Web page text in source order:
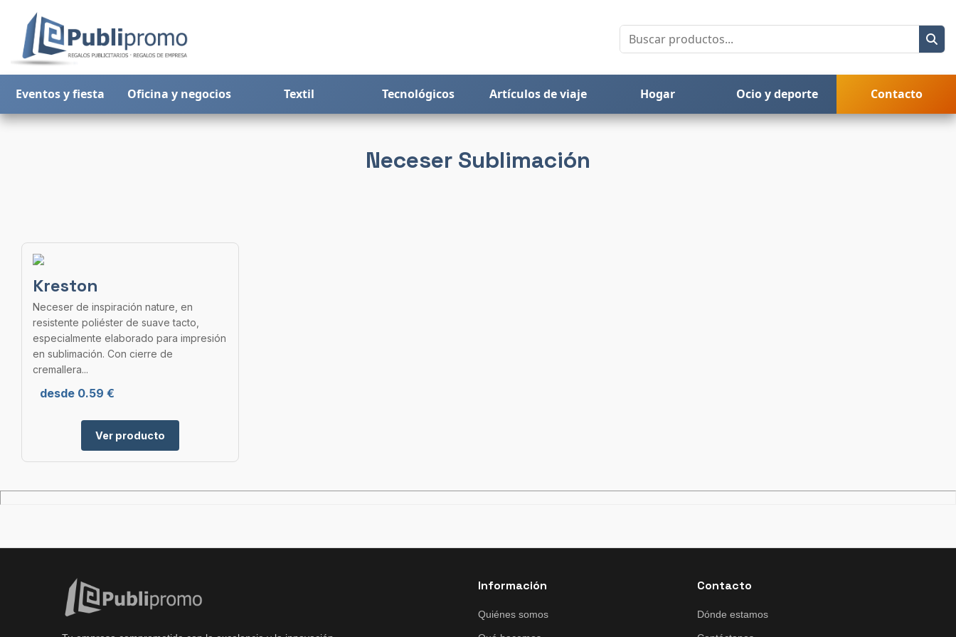
Eventos y fiesta Oficina y negocios Textil Tecnológicos Artículos de viaje Hogar Ocio y deporte Contacto
Neceser Sublimación
Kreston
Neceser de inspiración nature, en
resistente poliéster de suave tacto,
especialmente elaborado para impresión
en sublimación. Con cierre de
cremallera...
desde 0.59 €
Ver producto
Información
Quiénes somos
Contacto
Dónde estamos